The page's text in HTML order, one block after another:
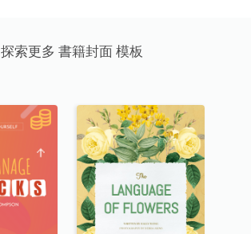
探索更多 書籍封面 模板